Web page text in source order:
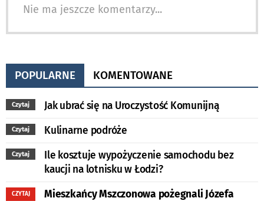
Nie ma jeszcze komentarzy...
POPULARNE KOMENTOWANE
Czytaj Jak ubrać się na Uroczystość Komunijną
Czytaj Kulinarne podróże
Czytaj
Ile kosztuje wypożyczenie samochodu bez
kaucji na lotnisku w Łodzi?
CZYTAJ
Mieszkańcy Mszczonowa pożegnali Józefa